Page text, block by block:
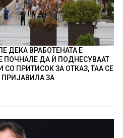
ДЕКА ВРАБОТЕНАТА Е
ПОЧНАЛЕ ДА Ѝ ПОДНЕСУВААТ
ПРИТИСОК ЗА ОТКАЗ, ТАА СЕ
ПРИЈАВИЛА ЗА